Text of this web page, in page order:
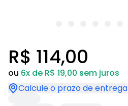
R$ 114,00
ou 6x de R$ 19,00 sem juros
Calcule o prazo de entrega